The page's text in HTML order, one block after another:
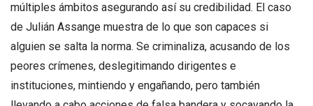
múltiples ámbitos asegurando así su credibilidad. El caso
de Julián Assange muestra de lo que son capaces si
alguien se salta la norma. Se criminaliza, acusando de los
peores crímenes, deslegitimando dirigentes e
instituciones, mintiendo y engañando, pero también